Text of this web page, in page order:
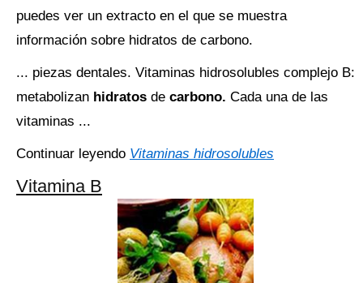
puedes ver un extracto en el que se muestra
información sobre hidratos de carbono.
... piezas dentales. Vitaminas hidrosolubles complejo B:
metabolizan hidratos de carbono. Cada una de las
vitaminas ...
Continuar leyendo Vitaminas hidrosolubles
Vitamina B